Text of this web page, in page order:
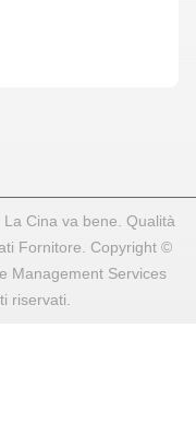
Cina va bene. Qualità
Fornitore. Copyright ©
Management Services
riservati.